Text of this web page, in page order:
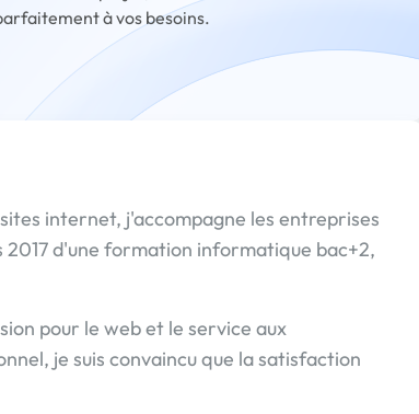
à vos besoins.
internet, j'accompagne les entreprises
d'une formation informatique bac+2,
pour le web et le service aux
je suis convaincu que la satisfaction